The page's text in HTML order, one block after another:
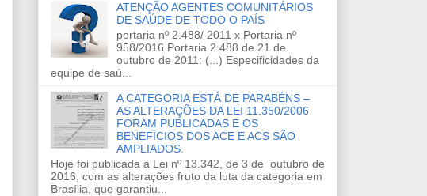
ATENÇÃO AGENTES COMUNITÁRIOS
DE SAÚDE DE TODO O PAÍS
portaria nº 2.488/ 2011 x Portaria nº
958/2016 Portaria 2.488 de 21 de
outubro de 2011: (...) Especificidades da
equipe de saú...
A CATEGORIA ESTÁ DE PARABÉNS –
AS ALTERAÇÕES DA LEI 11.350/2006
FORAM PUBLICADAS E OS
BENEFÍCIOS DOS ACE E ACS SÃO
AMPLIADOS.
Hoje foi publicada a Lei nº 13.342, de 3 de outubro de
2016, com as alterações fruto da luta da categoria em
Brasília, que garantiu...